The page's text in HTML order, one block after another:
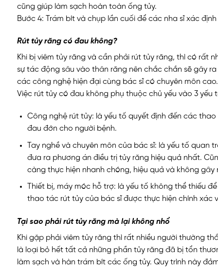
cũng giúp làm sạch hoàn toàn ống tủy.
Bước 4: Trám bít và chụp lần cuối để các nha sĩ xác
Rút tủy răng có đau không?
Khi bị viêm tủy răng và cần phải rút tủy răng, thì có rất
sự tác động sâu vào thân răng nên chắc chắn sẽ gây
các công nghệ hiện đại cùng bác sĩ có chuyên môn
Việc rút tủy có đau không phụ thuộc chủ yếu vào 3 yếu
Công nghệ rút tủy: là yếu tố quyết định đến các
đau đớn cho người bệnh.
Tay nghề và chuyên môn của bác sĩ: là yếu tố
đưa ra phương án điều trị tủy răng hiệu quả nhất.
càng thực hiện nhanh chóng, hiệu quả và không
Thiết bị, máy móc hỗ trợ: là yếu tố không thể thiếu
thao tác rút tủy của bác sĩ được thực hiện chính xác
Tại sao phải rút tủy răng mà lại không nhổ
Khi gặp phải viêm tủy răng thì rất nhiều người thường
là loại bỏ hết tất cả những phần tủy răng đã bị tổn
làm sạch và hàn trám bít các ống tủy. Quy trình này